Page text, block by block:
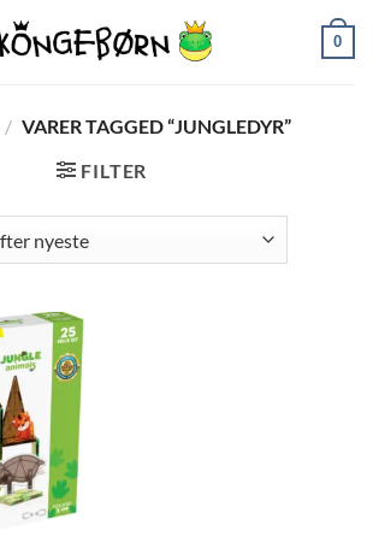
0
/ VARER TAGGED “JUNGLEDYR”
FILTER